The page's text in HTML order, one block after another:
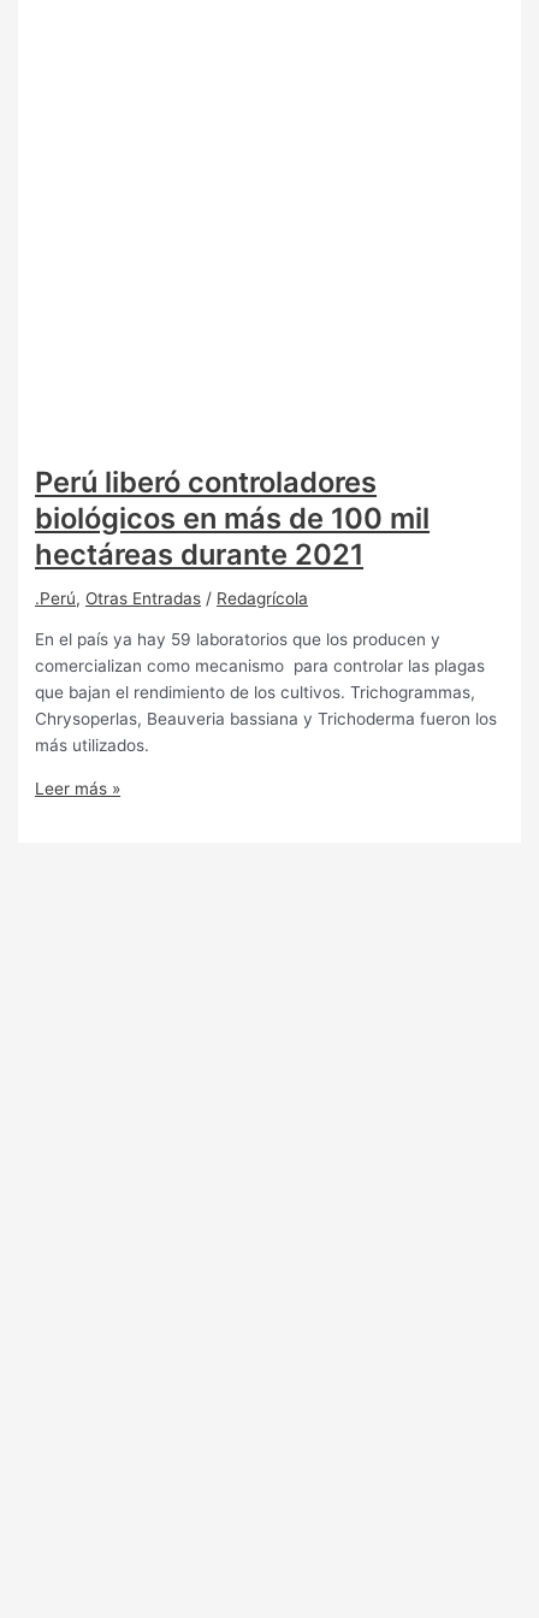
Perú liberó controladores
biológicos en más de 100 mil
hectáreas durante 2021
.Perú, Otras Entradas / Redagrícola
En el país ya hay 59 laboratorios que los producen y
comercializan como mecanismo para controlar las plagas
que bajan el rendimiento de los cultivos. Trichogrammas,
Chrysoperlas, Beauveria bassiana y Trichoderma fueron los
más utilizados.
Leer más »